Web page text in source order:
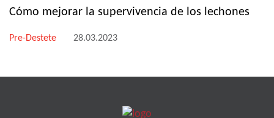
Cómo mejorar la supervivencia de los lechones
Pre-Destete 28.03.2023